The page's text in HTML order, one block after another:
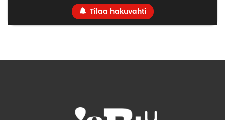
Tilaa hakuvahti